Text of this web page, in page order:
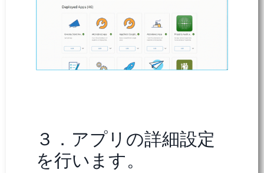
３．アプリの詳細設定
を行います。